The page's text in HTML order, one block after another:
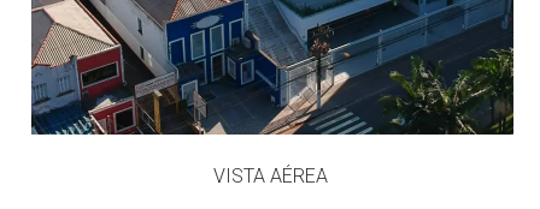
VISTA AÉREA